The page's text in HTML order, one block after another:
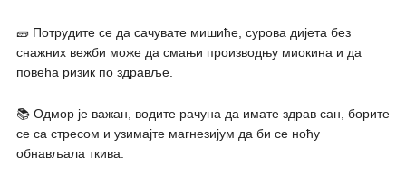
🧱 Потрудите се да сачувате мишиће, сурова дијета без
снажних вежби може да смањи производњу миокина и да
повећа ризик по здравље.
📚 Одмор је важан, водите рачуна да имате здрав сан, борите
се са стресом и узимајте магнезијум да би се ноћу
обнављала ткива.